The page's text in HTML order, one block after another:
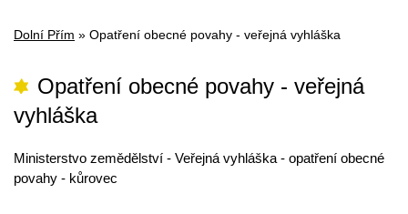
Dolní Přím » Opatření obecné povahy - veřejná vyhláška
Opatření obecné povahy - veřejná
vyhláška
Ministerstvo zemědělství - Veřejná vyhláška - opatření obecné
povahy - kůrovec